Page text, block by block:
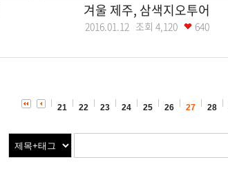
겨울 제주, 삼색지오투어
2016.01.12 조회 4,120 640
21 22 23 24 25 26 27 28